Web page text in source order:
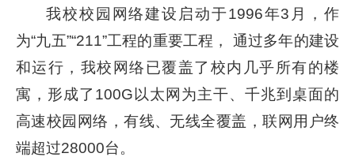
我校校园网络建设启动于1996年3月，作
为“九五”“211”工程的重要工程， 通过多年的建设
和运行，我校网络已覆盖了校内几乎所有的楼
寓，形成了100G以太网为主干、千兆到桌面的
高速校园网络，有线、无线全覆盖，联网用户终
端超过28000台。